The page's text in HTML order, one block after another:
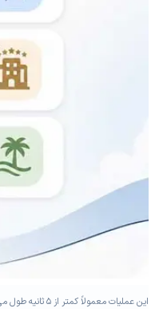
این عملیات معمولاً کمتر از ۵ ثانیه طول می‌کشد